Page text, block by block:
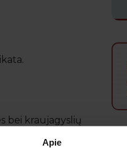
Apie
bei kraujagyslių